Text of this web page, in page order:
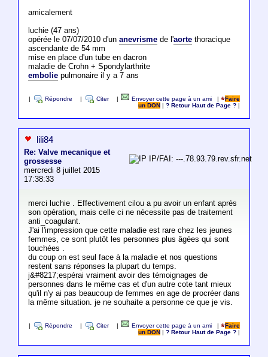
amicalement
luchie (47 ans)
opérée le 07/07/2010 d'un anevrismede l'aortethoracique
ascendante de 54 mm
mise en place d'un tube en dacron
maladie de Crohn + Spondylarthrite
emboliepulmonaire il y a 7 ans
Répondre Citer Envoyer cette page à un ami |
Faire
un DON
|? Retour Haut de Page ?
lili84
Re: Valve mecanique et
grossesse
mercredi 8 juillet 2015
17:38:33
IP/FAI: ---.78.93.79.rev.sfr.net
merci luchie . Effectivement cilou a pu avoir un enfant après
son opération, mais celle ci ne nécessite pas de traitement
anti_coagulant.
J'ai l'impression que cette maladie est rare chez les jeunes
femmes, ce sont plutôt les personnes plus âgées qui sont
touchées .
du coup on est seul face à la maladie et nos questions
restent sans réponses la plupart du temps.
j&#8217;espérai vraiment avoir des témoignages de
personnes dans le même cas et d'un autre cote tant mieux
qu'il n'y ai pas beaucoup de femmes en age de procréer dans
la même situation. je ne souhaite a personne ce que je vis.
Répondre Citer Envoyer cette page à un ami |
Faire
un DON
|? Retour Haut de Page ?